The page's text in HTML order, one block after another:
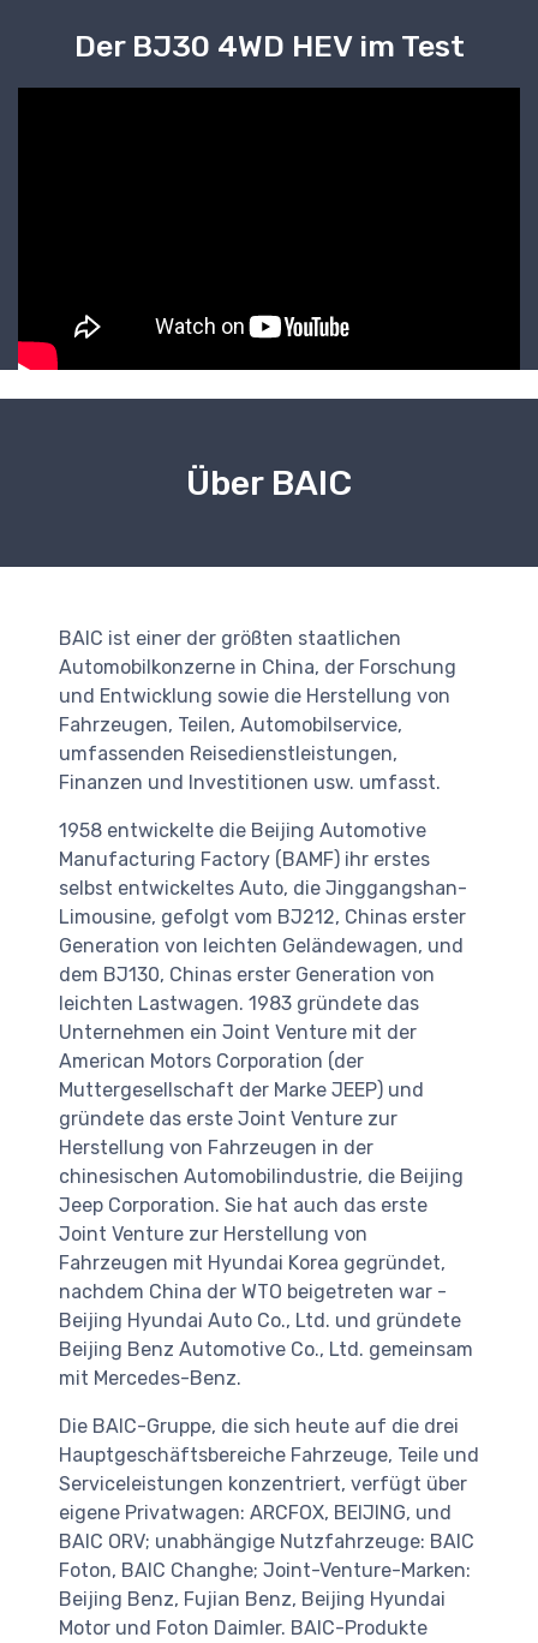
Der BJ30 4WD HEV im Test
Über BAIC
BAIC ist einer der größten staatlichen
Automobilkonzerne in China, der Forschung
und Entwicklung sowie die Herstellung von
Fahrzeugen, Teilen, Automobilservice,
umfassenden Reisedienstleistungen,
Finanzen und Investitionen usw. umfasst.
1958 entwickelte die Beijing Automotive
Manufacturing Factory (BAMF) ihr erstes
selbst entwickeltes Auto, die Jinggangshan-
Limousine, gefolgt vom BJ212, Chinas erster
Generation von leichten Geländewagen, und
dem BJ130, Chinas erster Generation von
leichten Lastwagen. 1983 gründete das
Unternehmen ein Joint Venture mit der
American Motors Corporation (der
Muttergesellschaft der Marke JEEP) und
gründete das erste Joint Venture zur
Herstellung von Fahrzeugen in der
chinesischen Automobilindustrie, die Beijing
Jeep Corporation. Sie hat auch das erste
Joint Venture zur Herstellung von
Fahrzeugen mit Hyundai Korea gegründet,
nachdem China der WTO beigetreten war -
Beijing Hyundai Auto Co., Ltd. und gründete
Beijing Benz Automotive Co., Ltd. gemeinsam
mit Mercedes-Benz.
Die BAIC-Gruppe, die sich heute auf die drei
Hauptgeschäftsbereiche Fahrzeuge, Teile und
Serviceleistungen konzentriert, verfügt über
eigene Privatwagen: ARCFOX, BEIJING, und
BAIC ORV; unabhängige Nutzfahrzeuge: BAIC
Foton, BAIC Changhe; Joint-Venture-Marken:
Beijing Benz, Fujian Benz, Beijing Hyundai
Motor und Foton Daimler. BAIC-Produkte